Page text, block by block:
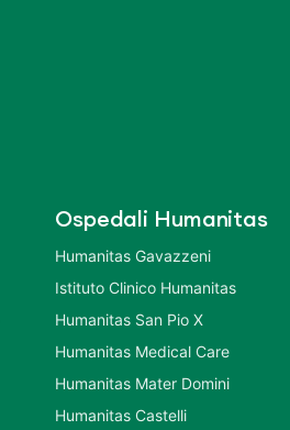
Ospedali Humanitas
Humanitas Gavazzeni
Istituto Clinico Humanitas
Humanitas San Pio X
Humanitas Medical Care
Humanitas Mater Domini
Humanitas Castelli